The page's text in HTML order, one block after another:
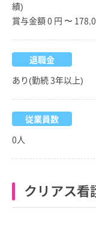
績)
賞与金額 0 円 〜
退職金
あり(勤続 3年以上)
従業員数
0人
クリアス看